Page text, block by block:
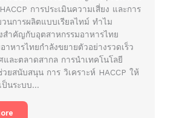
การประเมินความเสี่ยง และการ
นการผลิตแบบเรียลไทม์ ทำไม
สำคัญกับอุตสาหกรรมอาหารไทย
าหารไทยกำลังขยายตัวอย่างรวดเร็ว
และตลาดสากล การนำเทคโนโลยี
ยสนับสนุน การ วิเคราะห์ HACCP ให้
ป็นระบบ…